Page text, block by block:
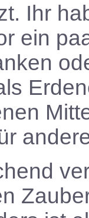
Ihr
ein